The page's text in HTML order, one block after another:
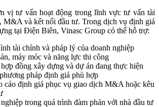
vị tư vấn hoạt động trong lĩnh vực tư vấn tài
M&A và kết nối đầu tư. Trong dịch vụ định giá
tại Điện Biên, Vinasc Group có thể hỗ trợ:
tài chính và pháp lý của doanh nghiệp
máy móc và năng lực thi công
đồng xây dựng và dự án đang thực hiện
pháp định giá phù hợp
cáo định giá phục vụ giao dịch M&A hoặc kêu
trong quá trình đàm phán với nhà đầu tư